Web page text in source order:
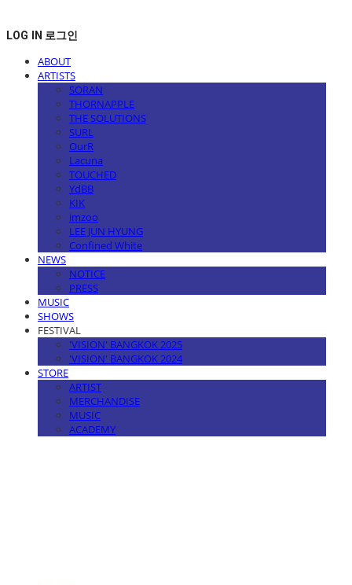
LOG IN 로그인
ABOUT
ARTISTS
SORAN
THORNAPPLE
THE SOLUTIONS
SURL
OurR
Lacuna
TOUCHED
YdBB
KIK
imzoo
LEE JUN HYUNG
Confined White
NEWS
NOTICE
PRESS
MUSIC
SHOWS
FESTIVAL
'VISION' BANGKOK 2025
'VISION' BANGKOK 2024
STORE
ARTIST
MERCHANDISE
MUSIC
ACADEMY